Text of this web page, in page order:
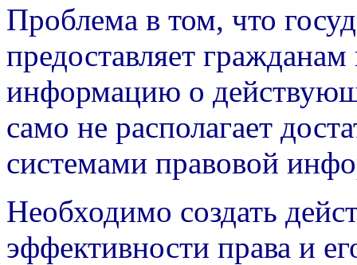
Проблема в том, что
предоставляет
информацию о
само не располагает
системами правовой
Необходимо создать
эффективности права и